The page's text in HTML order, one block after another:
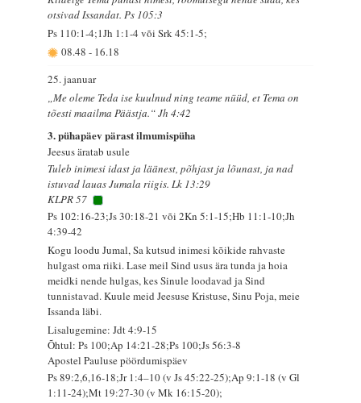
otsivad Issandat. Ps 105:3
Ps 110:1-4;1Jh 1:1-4 või Srk 45:1-5;
08.48- 16.18
25. jaanuar
„Me oleme Teda ise kuulnud ning teame nüüd, et Tema on
tõesti maailma Päästja.“ Jh 4:42
3. pühapäev pärast ilmumispüha
Jeesus äratab usule
Tuleb inimesi idast ja läänest, põhjast ja lõunast, ja nad
istuvad lauas Jumala riigis. Lk 13:29
KLPR 57
Ps 102:16-23;Js 30:18-21 või 2Kn 5:1-15;Hb 11:1-10;Jh
4:39-42
Kogu loodu Jumal, Sa kutsud inimesi kõikide rahvaste
hulgast oma riiki. Lase meil Sind usus ära tunda ja hoia
meidki nende hulgas, kes Sinule loodavad ja Sind
tunnistavad. Kuule meid Jeesuse Kristuse, Sinu Poja, meie
Issanda läbi.
Lisalugemine: Jdt 4:9-15
Õhtul: Ps 100;Ap 14:21-28;Ps 100;Js 56:3-8
Apostel Pauluse pöördumispäev
Ps 89:2,6,16-18;Jr 1:4–10 (v Js 45:22-25);Ap 9:1-18 (v Gl
1:11-24);Mt 19:27-30 (v Mk 16:15-20);